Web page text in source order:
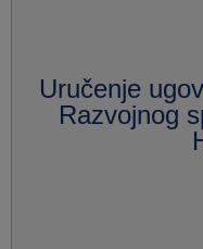
Uručenje
Razvojnog